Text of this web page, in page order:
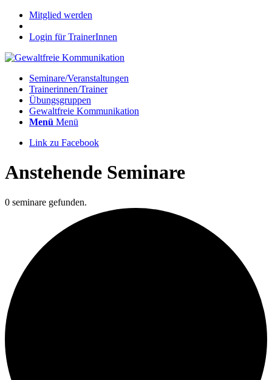
Mitglied werden
Login für TrainerInnen
Seminare/Veranstaltungen
Trainerinnen/Trainer
Übungsgruppen
Gewaltfreie Kommunikation
Menü Menü
Link zu Facebook
Anstehende Seminare
0 seminare gefunden.